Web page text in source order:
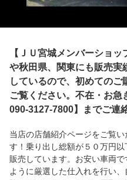
【ＪＵ宮城メンバーショ
や秋田県、関東にも販売実
しているので、初めての
ご覧ください。不在・お
090-3127-7800】までご連
当店の店舗紹介ページをご覧
す！乗り出し総額が５０万円
販売しています。お安い車両
ように厳選した仕入れを行い